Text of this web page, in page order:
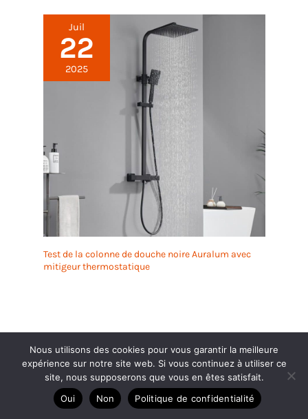
Juil
22
2025
Test de la colonne de douche noire Auralum avec
mitigeur thermostatique
Dans la catégorie Plomberie et
Nous utilisons des cookies pour vous garantir la meilleure
expérience sur notre site web. Si vous continuez à utiliser ce
site, nous supposerons que vous en êtes satisfait.
Oui
Non Politique de confidentialité